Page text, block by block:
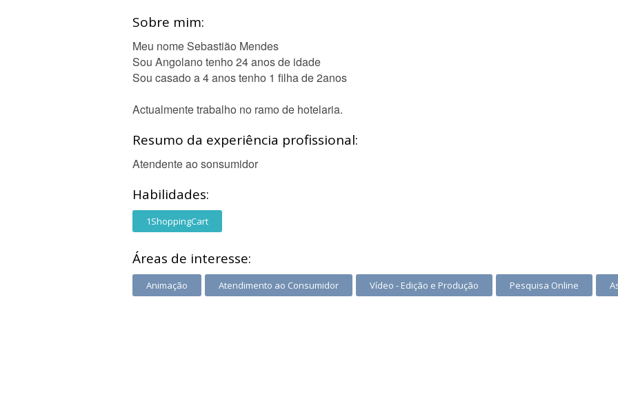
Sobre mim:
Meu nome Sebastião Mendes
Sou Angolano tenho 24 anos de idade
Sou casado a 4 anos tenho 1 filha de 2anos
Actualmente trabalho no ramo de hotelaria.
Resumo da experiência profissional:
Atendente ao sonsumidor
Habilidades:
1ShoppingCart
Áreas de interesse:
Animação Atendimento ao Consumidor Vídeo - Edição e Produção Pesquisa Online